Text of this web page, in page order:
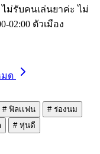
ม่รับคนเล่นยาค่ะ ไม่
02:00 ตัวเมือง
มด
# ฟิลเเฟน # ร่องนม
# หุ่นดี